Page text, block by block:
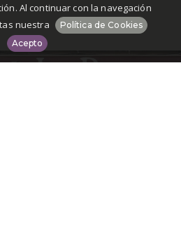
Al continuar con la navegación
nuestra
Política de Cookies
Acepto